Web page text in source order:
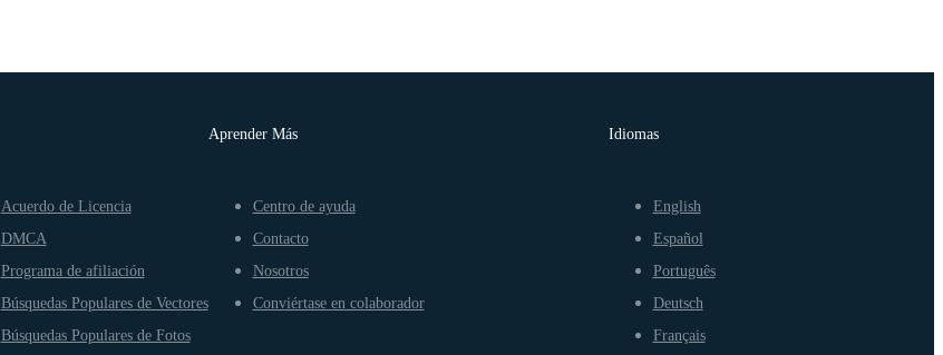
Acuerdo de Licencia
DMCA
Programa de afiliación
Búsquedas Populares de Vectores
Búsquedas Populares de Fotos
Aprender Más
Centro de ayuda
Contacto
Nosotros
Conviértase en colaborador
Idiomas
English
Español
Português
Deutsch
Français